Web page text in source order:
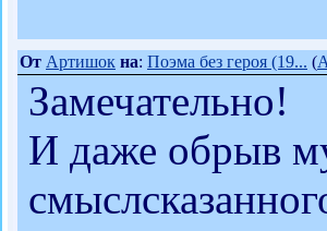
От Артишок на: Поэма без героя (19... (
Замечательно!
И даже обрыв